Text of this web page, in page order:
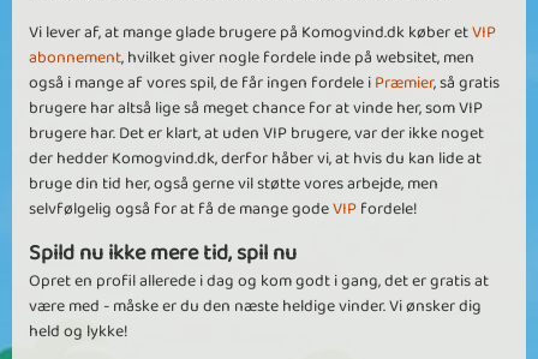
Vi lever af, at mange glade brugere på Komogvind.dk køber etVIP
abonnement, hvilket giver nogle fordele inde på websitet, men
også i mange af vores spil, de får ingen fordele iPræmier, så gratis
brugere har altså lige så meget chance for at vinde her, som VIP
brugere har. Det er klart, at uden VIP brugere, var der ikke noget
der hedder Komogvind.dk, derfor håber vi, at hvis du kan lide at
bruge din tid her, også gerne vil støtte vores arbejde, men
selvfølgelig også for at få de mange godeVIPfordele!
Spild nu ikke mere tid, spil nu
Opret en profil allerede i dag og kom godt i gang, det er gratis at
være med - måske er du den næste heldige vinder. Vi ønsker dig
held og lykke!